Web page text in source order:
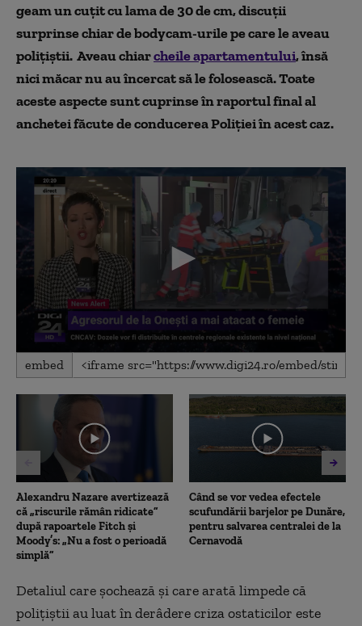
geam un cuțit cu lama de 30 de cm, discuții
surprinse chiar de bodycam-urile pe care le aveau
polițiștii. Aveau chiarcheile apartamentului, însă
nici măcar nu au încercat să le folosească. Toate
aceste aspecte sunt cuprinse în raportul final al
anchetei făcute de conducerea Poliției în acest caz.
0
seconds
3
minutes,
seconds
embed
Alexandru Nazare avertizează
că „riscurile rămân ridicate”
după rapoartele Fitch și
Moody’s: „Nu a fost o perioadă
simplă”
Când se vor vedea efectele
scufundării barjelor pe Dunăre,
pentru salvarea centralei de la
Cernavodă
Detaliul care şochează şi care arată limpede că
poliţiştii au luat în derâdere criza ostaticilor este